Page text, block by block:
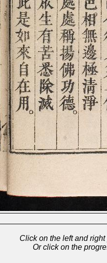
Click on the left and
Or click on the